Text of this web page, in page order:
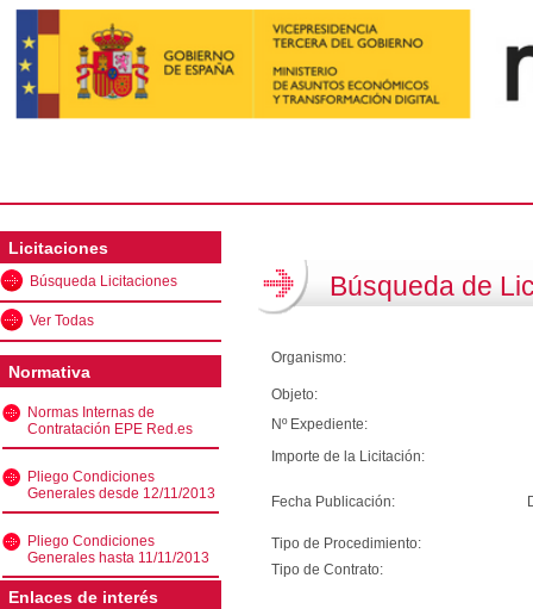
Licitaciones
Búsqueda Licitaciones
Ver Todas
Normativa
Normas Internas de
Contratación EPE Red.es
Pliego Condiciones
Generales desde 12/11/2013
Pliego Condiciones
Generales hasta 11/11/2013
Enlaces de interés
Búsqueda de
Organismo:
Objeto:
Nº Expediente:
Importe de la Licitación:
Fecha Publicación:
Tipo de Procedimiento:
Tipo de Contrato: